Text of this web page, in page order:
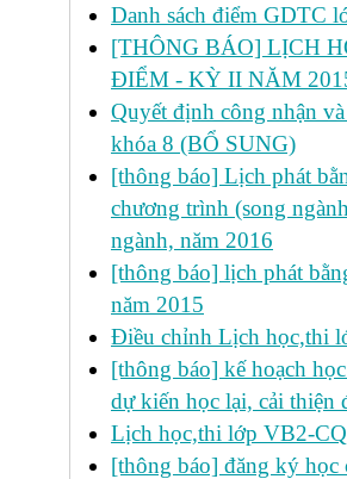
Danh sách điểm GDTC
[THÔNG BÁO] LỊCH
ĐIỂM - KỲ II NĂM
Quyết định công nhận
khóa 8 (BỔ SUNG)
[thông báo] Lịch phát
chương trình (song
ngành, năm 2016
[thông báo] lịch phát
năm 2015
Điều chỉnh Lịch học,thi
[thông báo] kế hoạch
dự kiến học lại, cải
Lịch học,thi lớp VB2-
[thông báo] đăng ký